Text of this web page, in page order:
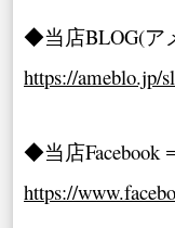
◆当店BLOG(ア
https://ameblo.jp/
◆当店Facebook
https://